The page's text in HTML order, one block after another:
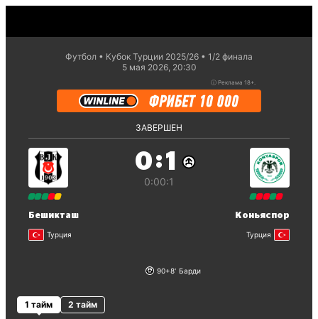
Футбол Кубок Турции 2025/26
1/2 финaла
5 мая 2026, 20:30
ⓘ Реклама 18+.
ЗАВЕРШЕН
Бешикташ
Турция
0:1
0:00:1
Коньяспор
Турция
90+8 Барди
1 тайм 2 тайм